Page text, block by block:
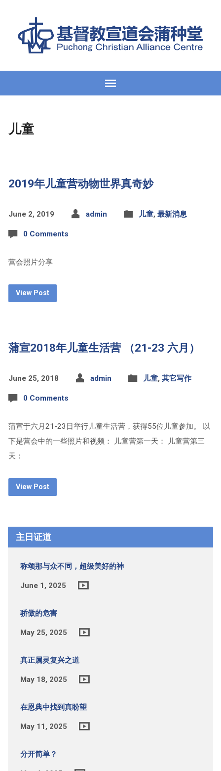
儿童
2019年儿童营动物世界真奇妙
June 2, 2019 admin 儿童, 最新消息
0 Comments
营会照片分享
View Post
蒲宣2018年儿童生活营 （21-23 六月）
June 25, 2018 admin 儿童, 其它写作
0 Comments
蒲宣于六月21-23日举行儿童生活营，获得55位儿童参加。 以
下是营会中的一些照片和视频： 儿童营第一天： 儿童营第三
天：
View Post
主日证道
称颂那与众不同，超级美好的神
June 1, 2025
骄傲的危害
May 25, 2025
真正属灵复兴之道
May 18, 2025
在恩典中找到真盼望
May 11, 2025
分开简单？